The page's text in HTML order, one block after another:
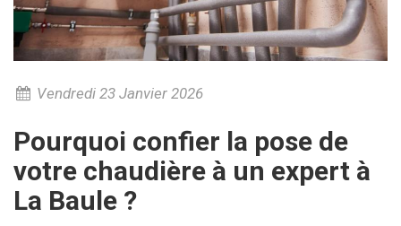
Vendredi 23 Janvier 2026
Pourquoi confier la pose de
votre chaudière à un expert à
La Baule ?